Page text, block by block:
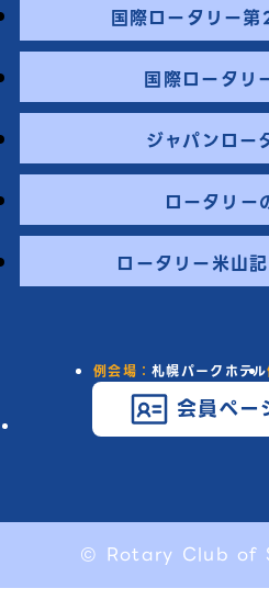
国際ロータリー
国際ロータリ
ジャパンロー
ロータリー
ロータリー米山
例会場：札幌パークホテル
会員ペー
© Rotary Club of